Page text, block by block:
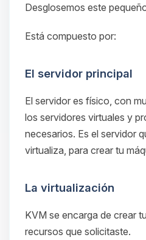
Desglosemos este
Está compuesto por:
El servidor principal
El servidor es físico, con
los servidores virtuales y
necesarios. Es el servidor
virtualiza, para crear tu
La virtualización
KVM se encarga de crear
recursos que solicitaste.